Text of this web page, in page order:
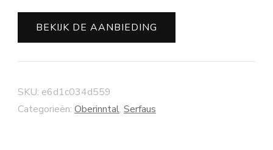
BEKIJK DE AANBIEDING
SKU: e6d1c034d559
Categorieën: Oberinntal, Serfaus